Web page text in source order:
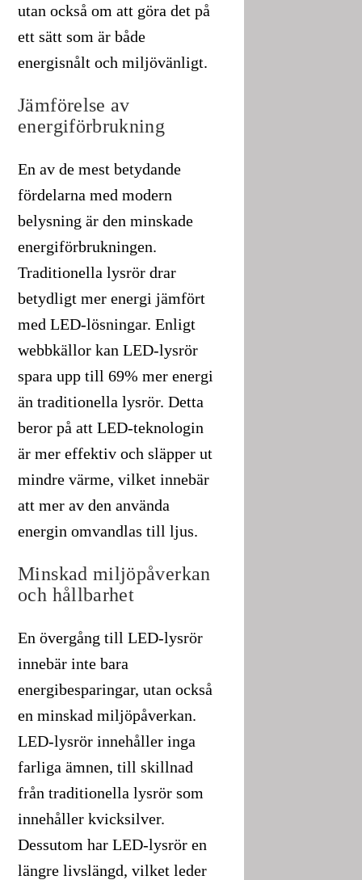
utan också om att göra det på
ett sätt som är både
energisnålt och miljövänligt.
Jämförelse av
energiförbrukning
En av de mest betydande
fördelarna med modern
belysning är den minskade
energiförbrukningen.
Traditionella lysrör drar
betydligt mer energi jämfört
med LED-lösningar. Enligt
webbkällor kan LED-lysrör
spara upp till 69% mer energi
än traditionella lysrör. Detta
beror på att LED-teknologin
är mer effektiv och släpper ut
mindre värme, vilket innebär
att mer av den använda
energin omvandlas till ljus.
Minskad miljöpåverkan
och hållbarhet
En övergång till LED-lysrör
innebär inte bara
energibesparingar, utan också
en minskad miljöpåverkan.
LED-lysrör innehåller inga
farliga ämnen, till skillnad
från traditionella lysrör som
innehåller kvicksilver.
Dessutom har LED-lysrör en
längre livslängd, vilket leder